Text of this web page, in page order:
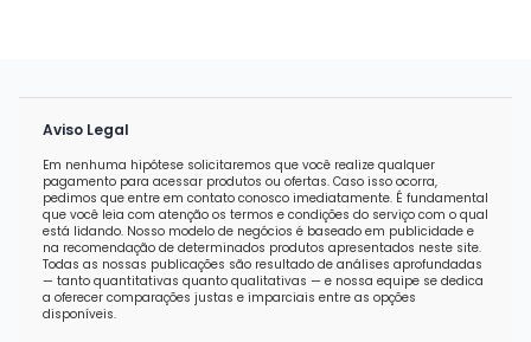
Aviso Legal
Em nenhuma hipótese solicitaremos que você realize qualquer
pagamento para acessar produtos ou ofertas. Caso isso ocorra,
pedimos que entre em contato conosco imediatamente. É fundamental
que você leia com atenção os termos e condições do serviço com o qual
está lidando. Nosso modelo de negócios é baseado em publicidade e
na recomendação de determinados produtos apresentados neste site.
Todas as nossas publicações são resultado de análises aprofundadas
— tanto quantitativas quanto qualitativas — e nossa equipe se dedica
a oferecer comparações justas e imparciais entre as opções
disponíveis.